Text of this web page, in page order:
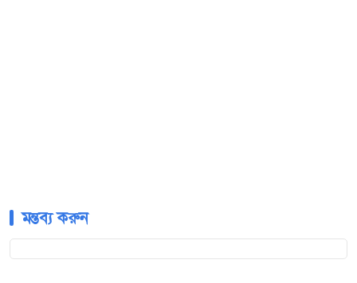
মন্তব্য করুন